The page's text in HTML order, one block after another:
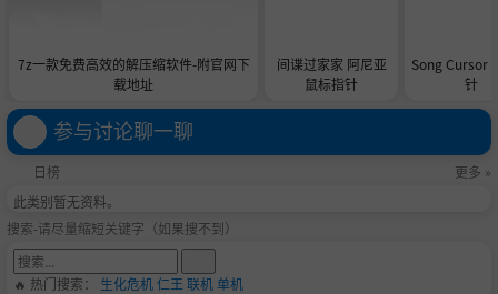
7z一款免费高效的解压缩软件-附官网下
载地址
间谍过家家 阿尼亚
鼠标指针
Song Cursor
针
参与讨论聊一聊
日榜
更多 »
此类别暂无资料。
搜索-请尽量缩短关键字（如果搜不到）
🔥 热门搜索： 生化危机仁王 联机单机